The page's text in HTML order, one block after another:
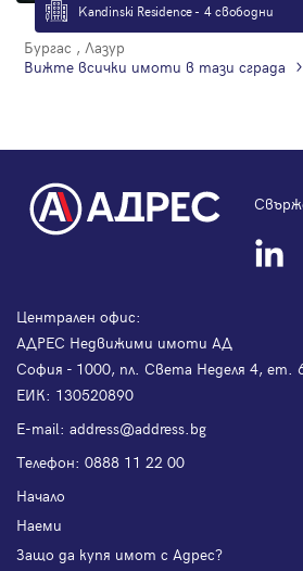
Kandinski Residence - 4 свободни
Бургас , Лазур
Вижте всички имоти в тази сграда
Централен офис:
АДРЕС Недвижими имоти АД
София - 1000, пл. Света Неделя 4, ет.
ЕИК: 130520890
Е-mail: address@address.bg
Телефон: 0888 11 22 00
Начало
Наеми
Защо да купя имот с Адрес?